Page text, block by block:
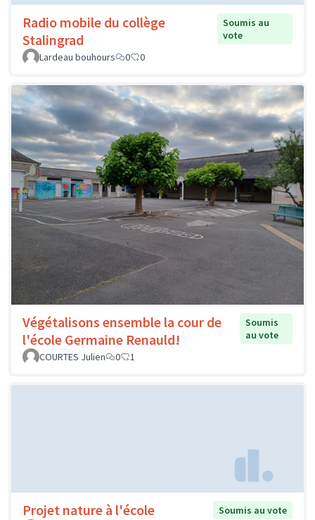
Radio mobile du collège
Stalingrad
Soumis au
vote
Lardeau bouhours
0 0
Végétalisons ensemble la cour de
l'école Germaine Renauld!
Soumis
au vote
COURTES Julien
0 1
Projet nature à l'école
Soumis au vote